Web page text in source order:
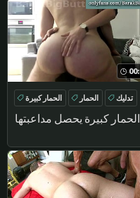
الحمار كبيرة يحصل مداعبتها
الحمار كبيرة الحمار
تدليك
العضلات